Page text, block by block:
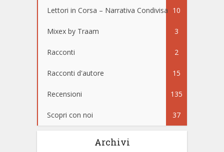
Lettori in Corsa – Narrativa Condivisa 10
Mixex by Traam 3
Racconti 2
Racconti d'autore 15
Recensioni 135
Scopri con noi 37
Archivi